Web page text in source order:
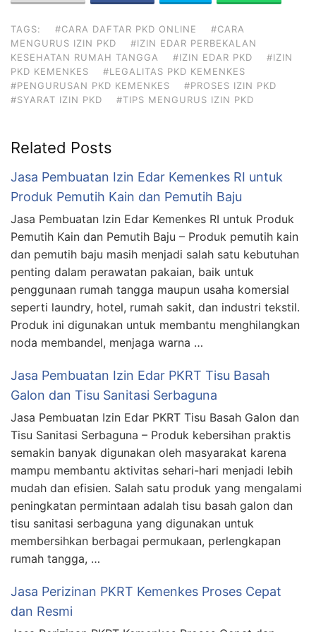
TAGS: #CARA DAFTAR PKD ONLINE
#CARA
MENGURUS IZIN PKD
#IZIN EDAR PERBEKALAN
KESEHATAN RUMAH TANGGA
#IZIN EDAR PKD
#IZIN
PKD KEMENKES
#LEGALITAS PKD KEMENKES
#PENGURUSAN PKD KEMENKES
#PROSES IZIN PKD
#SYARAT IZIN PKD
#TIPS MENGURUS IZIN PKD
Related Posts
Jasa Pembuatan Izin Edar Kemenkes RI untuk
Produk Pemutih Kain dan Pemutih Baju
Jasa Pembuatan Izin Edar Kemenkes RI untuk Produk
Pemutih Kain dan Pemutih Baju – Produk pemutih kain
dan pemutih baju masih menjadi salah satu kebutuhan
penting dalam perawatan pakaian, baik untuk
penggunaan rumah tangga maupun usaha komersial
seperti laundry, hotel, rumah sakit, dan industri tekstil.
Produk ini digunakan untuk membantu menghilangkan
noda membandel, menjaga warna …
Jasa Pembuatan Izin Edar PKRT Tisu Basah
Galon dan Tisu Sanitasi Serbaguna
Jasa Pembuatan Izin Edar PKRT Tisu Basah Galon dan
Tisu Sanitasi Serbaguna – Produk kebersihan praktis
semakin banyak digunakan oleh masyarakat karena
mampu membantu aktivitas sehari-hari menjadi lebih
mudah dan efisien. Salah satu produk yang mengalami
peningkatan permintaan adalah tisu basah galon dan
tisu sanitasi serbaguna yang digunakan untuk
membersihkan berbagai permukaan, perlengkapan
rumah tangga, …
Jasa Perizinan PKRT Kemenkes Proses Cepat
dan Resmi